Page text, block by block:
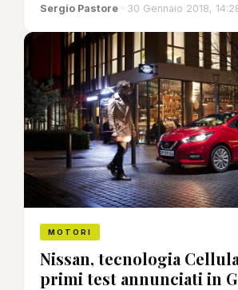
Sergio Pastore · 30 Gennaio 2018,
MOTORI
Nissan, tecnologia
primi test annunciati in